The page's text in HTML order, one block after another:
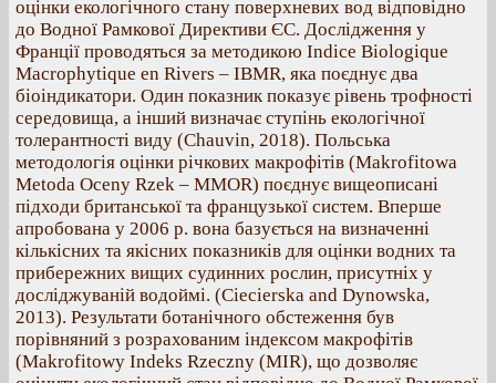
оцінки екологічного стану поверхневих вод відповідно
до Водної Рамкової Директиви ЄС. Дослідження у
Франції проводяться за методикою Indice Biologique
Macrophytique en Rivers – IBMR, яка поєднує два
біоіндикатори. Один показник показує рівень трофності
середовища, а інший визначає ступінь екологічної
толерантності виду (Chauvin, 2018). Польська
методологія оцінки річкових макрофітів (Makrofitowa
Metoda Oceny Rzek – MMOR) поєднує вищеописані
підходи британської та французької систем. Вперше
апробована у 2006 р. вона базується на визначенні
кількісних та якісних показників для оцінки водних та
прибережних вищих судинних рослин, присутніх у
досліджуваній водоймі. (Ciecierska and Dynowska,
2013). Результати ботанічного обстеження був
порівняний з розрахованим індексом макрофітів
(Makrofitowy Indeks Rzeczny (MIR), що дозволяє